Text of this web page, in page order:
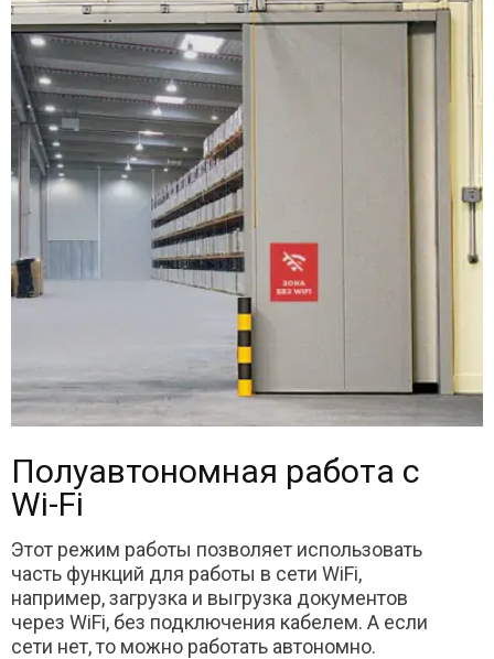
Полуавтономная работа с
Wi-Fi
Этот режим работы позволяет использовать
часть функций для работы в сети WiFi,
например, загрузка и выгрузка документов
через WiFi, без подключения кабелем. А если
сети нет, то можно работать автономно.